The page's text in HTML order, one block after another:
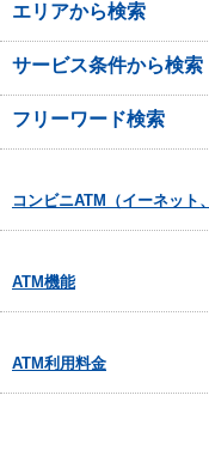
エリアから検索
サービス条件から検索
フリーワード検索
コンビニATM（イーネット
ATM機能
ATM利用料金